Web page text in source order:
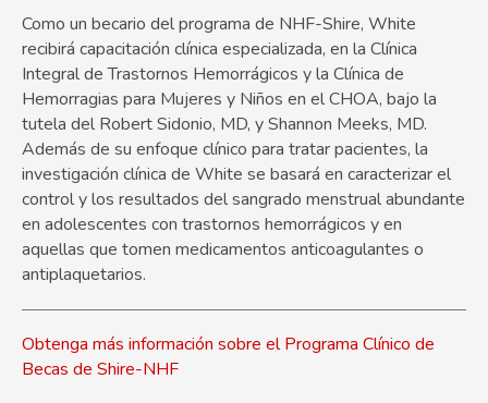
Como un becario del programa de NHF-Shire, White
recibirá capacitación clínica especializada, en la Clínica
Integral de Trastornos Hemorrágicos y la Clínica de
Hemorragias para Mujeres y Niños en el CHOA, bajo la
tutela del Robert Sidonio, MD, y Shannon Meeks, MD.
Además de su enfoque clínico para tratar pacientes, la
investigación clínica de White se basará en caracterizar el
control y los resultados del sangrado menstrual abundante
en adolescentes con trastornos hemorrágicos y en
aquellas que tomen medicamentos anticoagulantes o
antiplaquetarios.
Obtenga más información sobre el Programa Clínico de
Becas de Shire-NHF